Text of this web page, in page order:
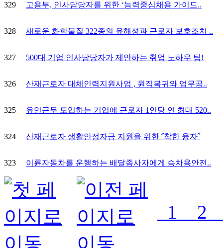
329 고용부, 인사담당자를 위한 ‘능력중심채용 가이드..
328 새로운 화학물질 322종의 유해성과 근로자 보호조치 ..
327 500대 기업 인사담당자가 제안하는 취업 노하우 팁!
326 산재근로자 대체인력지원사업 , 원직복귀와 업무공..
325 유연근무 도입하는 기업에 근로자 1인당 연 최대 520..
324 산재근로자 생활안정자금 지원을 위한 ˝착한 융자˝
323 이륜자동차를 운행하는 배달종사자에게 승차용안전..
1 2